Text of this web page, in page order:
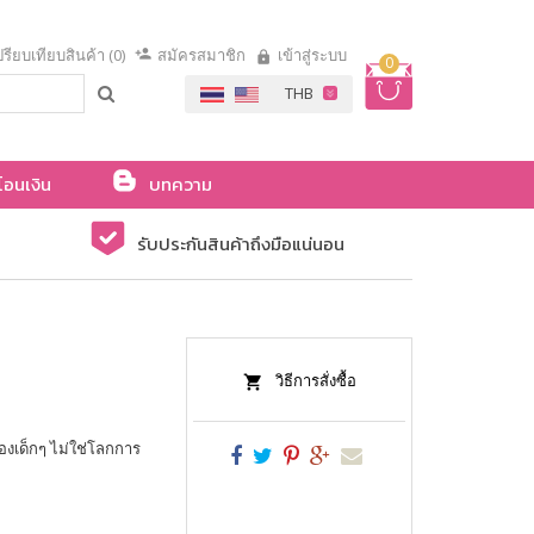
0
รียบเทียบสินค้า (0) สมัครสมาชิก เข้าสู่ระบบ
นเงิน
บทความ
รับประกันสินค้าถึงมือแน่นอน
เด็กๆ ไม่ใช่โลกการ
วิธีการสั่งซื้อ